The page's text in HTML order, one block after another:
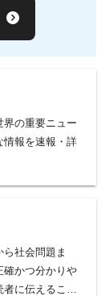
界の重要ニュー
情報を速報・詳
社会問題ま
確かつ分かりや
者に伝えること